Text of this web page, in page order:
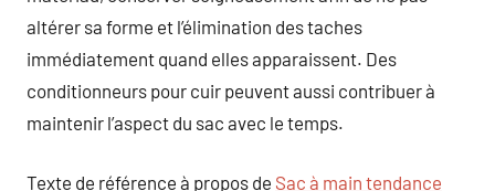
altérer sa forme et l’élimination des taches
immédiatement quand elles apparaissent. Des
conditionneurs pour cuir peuvent aussi contribuer à
maintenir l’aspect du sac avec le temps.
Texte de référence à propos de Sac à main tendance